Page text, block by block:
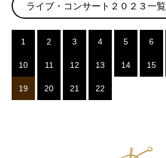
ライブ・コンサート２０２３一覧
1 2 3 4 5 6
10 11 12 13 14 15
19 20 21 22